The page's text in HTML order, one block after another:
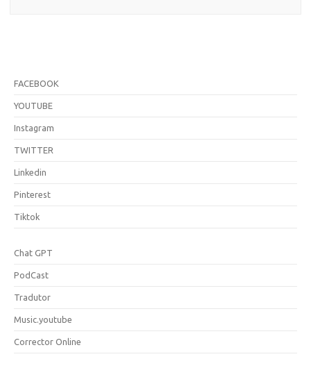
FACEBOOK
YOUTUBE
Instagram
TWITTER
Linkedin
Pinterest
Tiktok
Chat GPT
PodCast
Tradutor
Music.youtube
Corrector Online